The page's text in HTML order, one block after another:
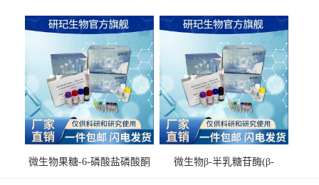
微生物果糖-6-磷酸盐磷酸酮
微生物β-半乳糖苷酶(β-